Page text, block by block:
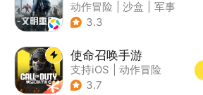
动作冒险 沙盒
军事
| 开放世界
3.3
使命召唤手游
支持iOS
动作冒险
| 第一人称射击
3.7